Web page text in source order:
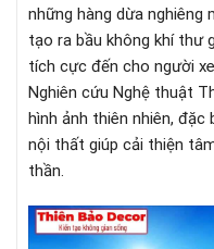
những hàng dừa nghiêng
tạo ra bầu không khí thư
tích cực đến cho người
Nghiên cứu Nghệ thuật
hình ảnh thiên nhiên,
nội thất giúp cải thiện
thần.